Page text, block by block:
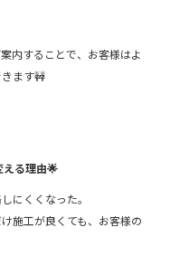
内することで、お客様はよ
ます🚧
る理由🌟
にくくなった。
施工が良くても、お客様の